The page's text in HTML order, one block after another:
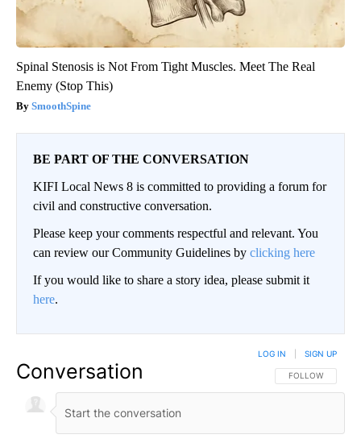
Spinal Stenosis is Not From Tight Muscles. Meet The Real
Enemy (Stop This)
SmoothSpine
BE PART OF THE CONVERSATION
KIFI Local News 8 is committed to providing a forum for
civil and constructive conversation.
Please keep your comments respectful and relevant. You
can review our Community Guidelines by clicking here
If you would like to share a story idea, please submit it
here.
Conversation FOLLOW THIS
FOLLOW
LOG IN SIGN UP